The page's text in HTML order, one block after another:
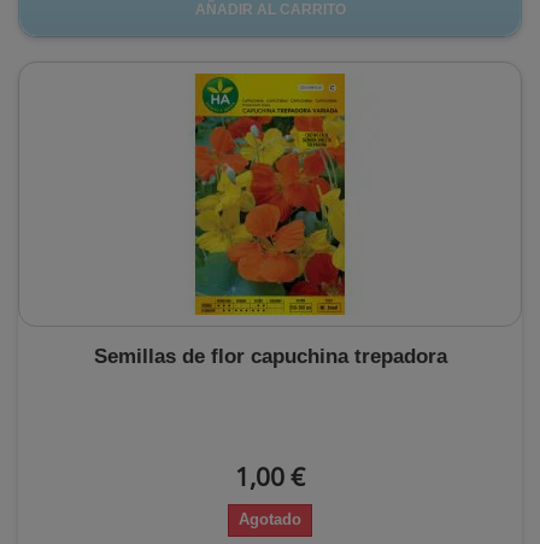
AÑADIR AL CARRITO
Semillas de flor capuchina trepadora
1,00 €
Agotado